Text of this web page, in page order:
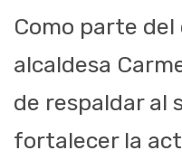
Como parte del
alcaldesa
de respaldar al
fortalecer la